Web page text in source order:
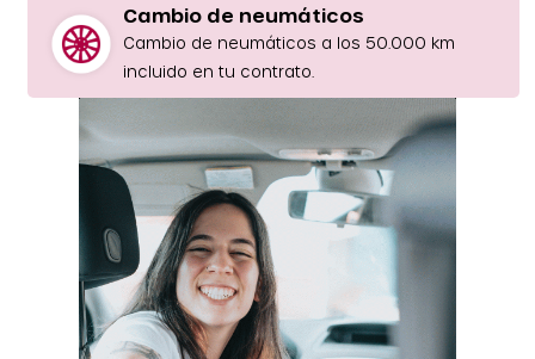
Cambio de neumáticos
Cambio de neumáticos a los 50.000 km
incluido en tu contrato.